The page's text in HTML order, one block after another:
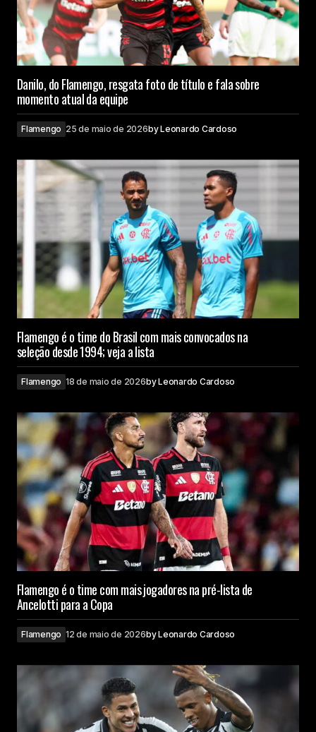
Danilo, do Flamengo, resgata foto de título e fala sobre
momento atual da equipe
Flamengo 25 de maio de 2026byLeonardo Cardoso
Flamengo é o time do Brasil com mais convocados na
seleção desde 1994; veja a lista
Flamengo 18 de maio de 2026byLeonardo Cardoso
Flamengo é o time com mais jogadores na pré-lista de
Ancelotti para a Copa
Flamengo 12 de maio de 2026byLeonardo Cardoso